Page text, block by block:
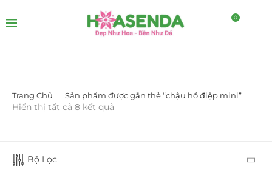
0
LỌC BỞI GIÁ
Trang Chủ Sản phẩm được gắn thẻ “chậu hồ điệp mini”
Hiển thị tất cả 8 kết quả
Bộ Lọc